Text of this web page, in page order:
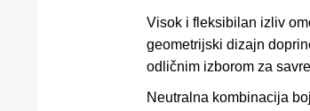
Visok i fleksibilan izliv
geometrijski dizajn
odličnim izborom za
Neutralna kombinacija